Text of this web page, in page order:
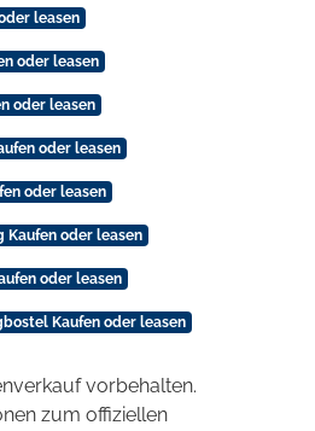
leasen
oder leasen
oder leasen
oder leasen
oder leasen
Kaufen oder leasen
oder leasen
Kaufen oder leasen
vorbehalten.
zum offiziellen